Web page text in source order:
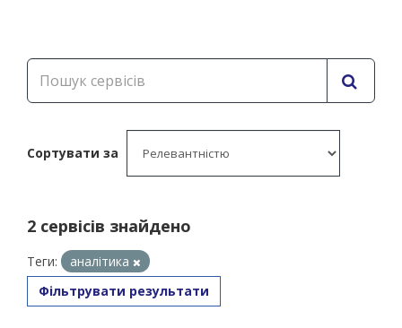
Сортувати за
2 cервісів знайдено
Теги:
аналітика
Фільтрувати результати